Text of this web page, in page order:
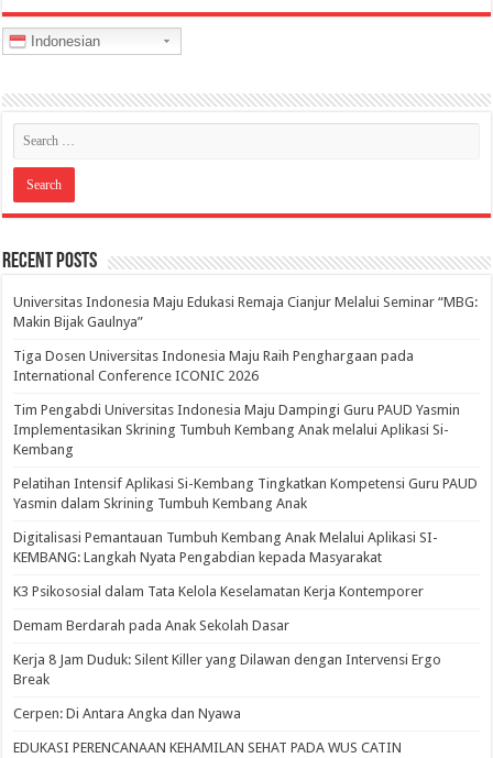
Indonesian
Recent Posts
Universitas Indonesia Maju Edukasi Remaja Cianjur Melalui Seminar “MBG:
Makin Bijak Gaulnya”
Tiga Dosen Universitas Indonesia Maju Raih Penghargaan pada
International Conference ICONIC 2026
Tim Pengabdi Universitas Indonesia Maju Dampingi Guru PAUD Yasmin
Implementasikan Skrining Tumbuh Kembang Anak melalui Aplikasi Si-
Kembang
Pelatihan Intensif Aplikasi Si-Kembang Tingkatkan Kompetensi Guru PAUD
Yasmin dalam Skrining Tumbuh Kembang Anak
Digitalisasi Pemantauan Tumbuh Kembang Anak Melalui Aplikasi SI-
KEMBANG: Langkah Nyata Pengabdian kepada Masyarakat
K3 Psikososial dalam Tata Kelola Keselamatan Kerja Kontemporer
Demam Berdarah pada Anak Sekolah Dasar
Kerja 8 Jam Duduk: Silent Killer yang Dilawan dengan Intervensi Ergo
Break
Cerpen: Di Antara Angka dan Nyawa
EDUKASI PERENCANAAN KEHAMILAN SEHAT PADA WUS CATIN